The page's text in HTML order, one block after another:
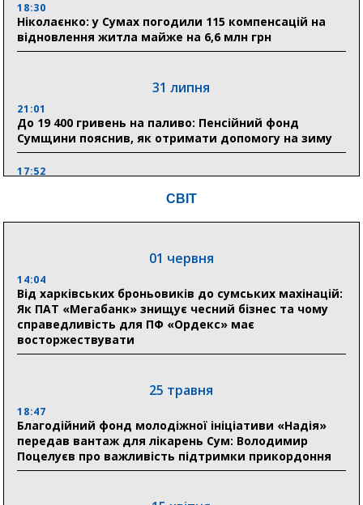
18:30
Ніколаєнко: у Сумах погодили 115 компенсацій на
відновлення житла майже на 6,6 млн грн
31 липня
21:01
До 19 400 гривень на паливо: Пенсійний фонд
Сумщини пояснив, як отримати допомогу на зиму
17:52
Пенсійному фонді Сумщини пояснили, що робити
Артем Кобзар вручив родинам 20 полеглих Героїв
відзнаки «Почесного громадянина міста Суми»
30 липня
18:33
Олексій Романько долучився до обговорення Плану
стійкості Сумщини з Прем’єр-міністром
18:11
СВІТ
01 червня
14:04
Від харківських броньовиків до сумських махінацій:
Як ПАТ «Мегабанк» знищує чесний бізнес та чому
справедливість для ПФ «Ордекс» має
восторжествувати
25 травня
18:47
Благодійний фонд молодіжної ініціативи «Надія»
передав вантаж для лікарень Сум: Володимир
Поцелуєв про важливість підтримки прикордоння